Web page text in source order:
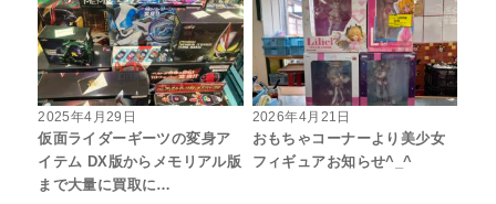
2025年4月29日
仮面ライダーギーツの変身ア
イテム DX版からメモリアル版
まで大量に買取に…
2026年4月21日
おもちゃコーナーより美少女
フィギュアお知らせ^_^